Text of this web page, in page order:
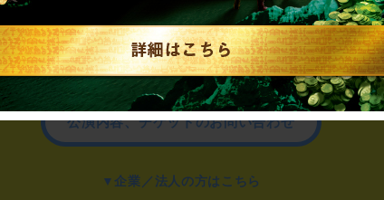
▼一般のお客様はこちら
公演内容、チケットのお問い合わせ
▼企業／法人の方はこちら